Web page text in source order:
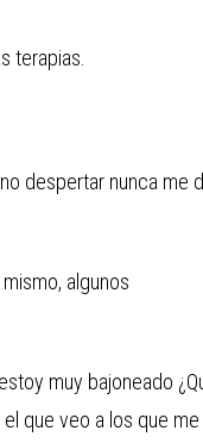
terapias.
despertar nunca me
algunos
muy bajoneado
que veo a los que me